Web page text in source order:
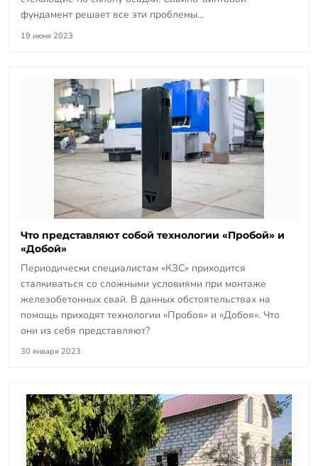
фундамент решает все эти проблемы...
19 июня 2023
Что представляют собой технологии «Пробой» и
«Добой»
Периодически специалистам «КЗС» приходится
сталкиваться со сложными условиями при монтаже
железобетонных свай. В данных обстоятельствах на
помощь приходят технологии «Пробоя» и «Добоя». Что
они из себя представляют?
30 января 2023